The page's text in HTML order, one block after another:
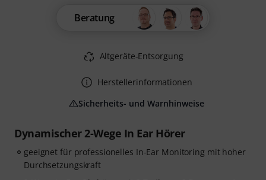
Dynamischer 2-Wege In Ear Hörer
geeignet für professionelles In-Ear Monitoring mit hoher
Durchsetzungskraft
Beratung
Altgeräte-Entsorgung
Herstellerinformationen
Sicherheits- und Warnhinweise